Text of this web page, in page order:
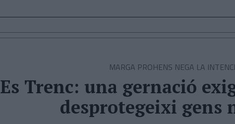
MARGA PROHENS NEGA LA
Es Trenc: una gernació
desprotegeixi gens